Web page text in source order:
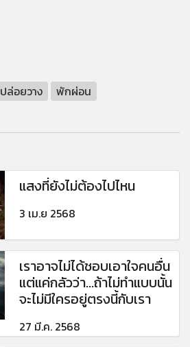
ปล่อยวาง พักผ่อน
แสงที่ยังไม่ต้องไปไหน
3 เม.ย 2568
เราอาจไม่ได้ชอบเอาใจคนอื่น
แต่แค่กลัวว่า...ถ้าไม่ทำแบบนั้น
จะไม่มีใครอยู่ตรงนี้กับเรา
27 มี.ค. 2568